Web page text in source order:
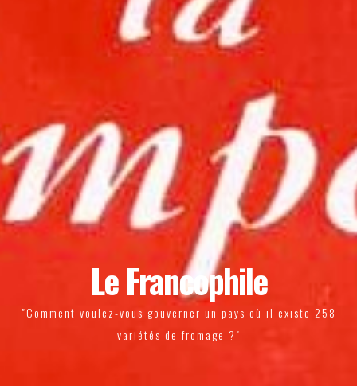
Le Francophile
"Comment voulez-vous gouverner un pays où il existe 258
variétés de fromage ?"